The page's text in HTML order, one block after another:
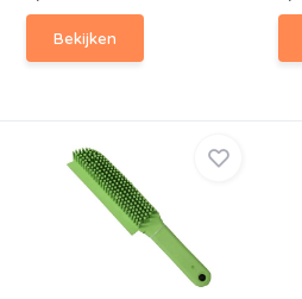
Bekijken